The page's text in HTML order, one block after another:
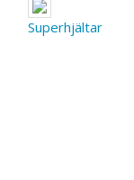
Superhjältar